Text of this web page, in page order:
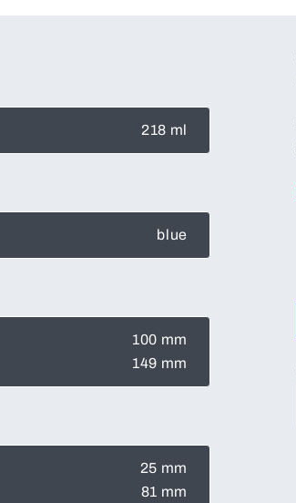
218 ml
blue
100 mm
149 mm
25 mm
81 mm